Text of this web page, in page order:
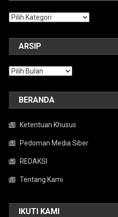
Kategori
ARSIP
Arsip
BERANDA
Ketentuan Khusus
Pedoman Media Siber
REDAKSI
Tentang Kami
IKUTI KAMI